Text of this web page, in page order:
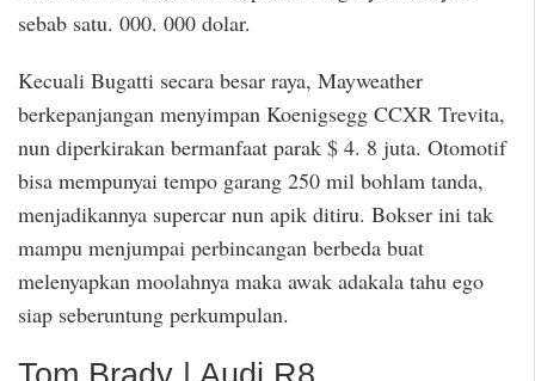
sebab satu. 000. 000 dolar.
Kecuali Bugatti secara besar raya, Mayweather
berkepanjangan menyimpan Koenigsegg CCXR Trevita,
nun diperkirakan bermanfaat parak $ 4. 8 juta. Otomotif
bisa mempunyai tempo garang 250 mil bohlam tanda,
menjadikannya supercar nun apik ditiru. Bokser ini tak
mampu menjumpai perbincangan berbeda buat
melenyapkan moolahnya maka awak adakala tahu ego
siap seberuntung perkumpulan.